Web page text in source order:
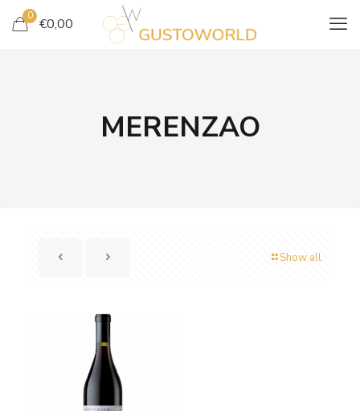
0 €0,00
MERENZAO
Show all